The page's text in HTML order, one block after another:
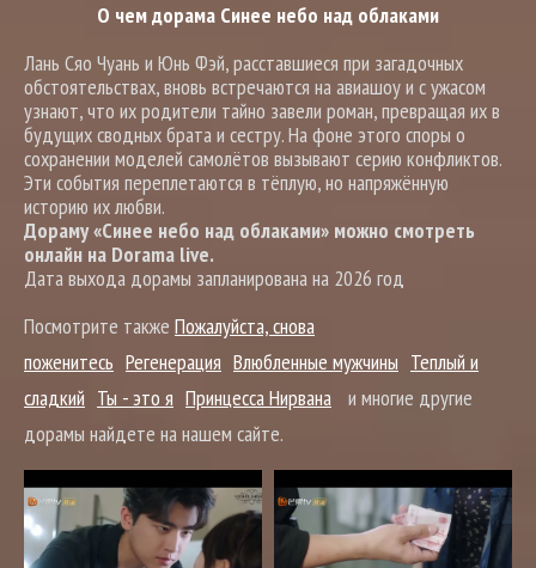
О чем дорама Синее небо над облаками
Лань Сяо Чуань и Юнь Фэй, расставшиеся при загадочных
обстоятельствах, вновь встречаются на авиашоу и с ужасом
узнают, что их родители тайно завели роман, превращая их в
будущих сводных брата и сестру. На фоне этого споры о
сохранении моделей самолётов вызывают серию конфликтов.
Эти события переплетаются в тёплую, но напряжённую
историю их любви.
Дораму «Синее небо над облаками» можно смотреть
онлайн на Dorama live.
Дата выхода дорамы запланирована на 2026 год
Посмотрите также Пожалуйста, снова
поженитесь Регенерация Влюбленные мужчины Теплый и
сладкий Ты - это я Принцесса Нирвана
и многие другие
дорамы найдете на нашем сайте.